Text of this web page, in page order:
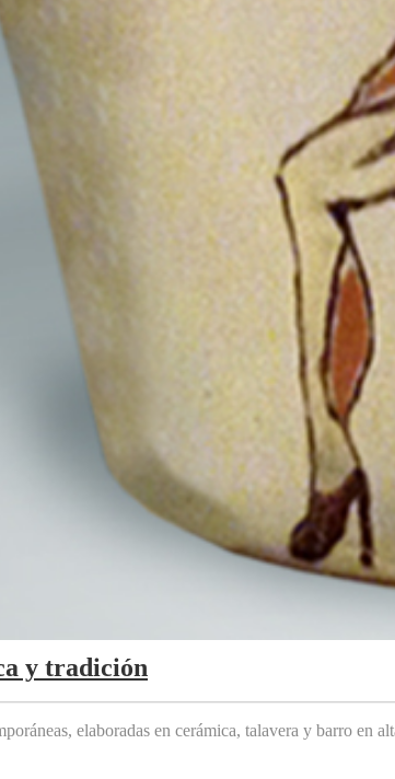
y tradición
elaboradas en cerámica, talavera y barro en